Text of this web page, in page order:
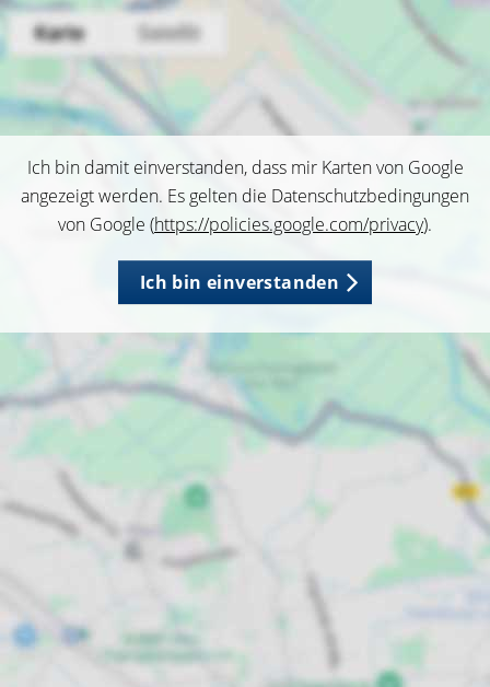
Ich bin damit einverstanden, dass mir Karten von Google
angezeigt werden. Es gelten die Datenschutzbedingungen
von Google (https://policies.google.com/privacy).
Ich bin einverstanden